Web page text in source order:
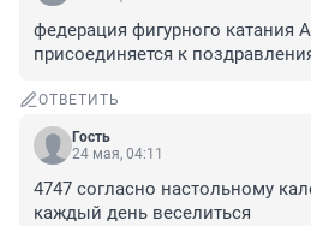
федерация фигурного катания
присоединяется к
ОТВЕТИТЬ
Гость
24 мая, 04:11
4747 согласно настольному
каждый день веселиться